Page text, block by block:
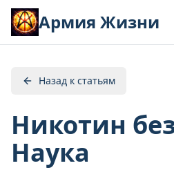
Армия Жизни
Назад к статьям
Никотин
Наука